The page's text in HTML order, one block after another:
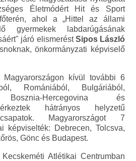
Életmódért Hit és Sport
ahol a „Hittel az állami
gyermekek labdarúgásának
járó elismeréstSipos László
önkormányzati képviselő
kívül további 6
Romániából, Bulgáriából,
Bosznia-Hercegovina és
hátrányos helyzetű
Magyarországot 7
képviselték: Debrecen, Tolcsva,
Gönc és Budapest.
Atlétikai Centrumban